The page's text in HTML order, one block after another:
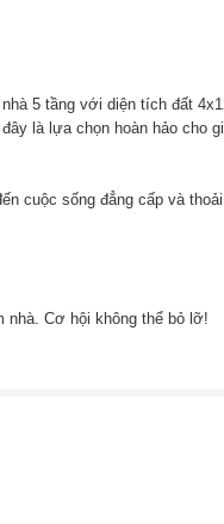
5 tầng với diện tích đất
là lựa chọn hoàn hảo cho
cuộc sống đẳng cấp và
nhà. Cơ hội không thể bỏ lỡ!